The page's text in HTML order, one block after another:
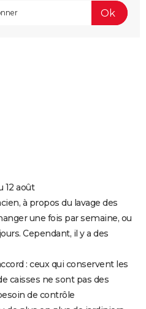
12 août
à propos du lavage des
une fois par semaine, ou
Cependant, il y a des
: ceux qui conservent les
caisses ne sont pas des
de contrôle